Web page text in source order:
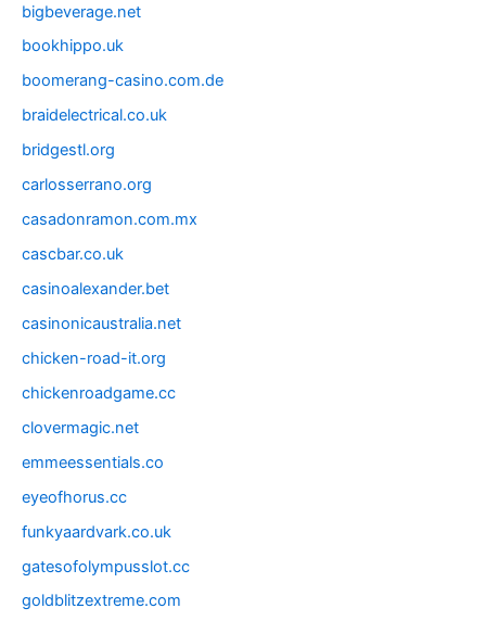
bigbeverage.net
bookhippo.uk
boomerang-casino.com.de
braidelectrical.co.uk
bridgestl.org
carlosserrano.org
casadonramon.com.mx
cascbar.co.uk
casinoalexander.bet
casinonicaustralia.net
chicken-road-it.org
chickenroadgame.cc
clovermagic.net
emmeessentials.co
eyeofhorus.cc
funkyaardvark.co.uk
gatesofolympusslot.cc
goldblitzextreme.com